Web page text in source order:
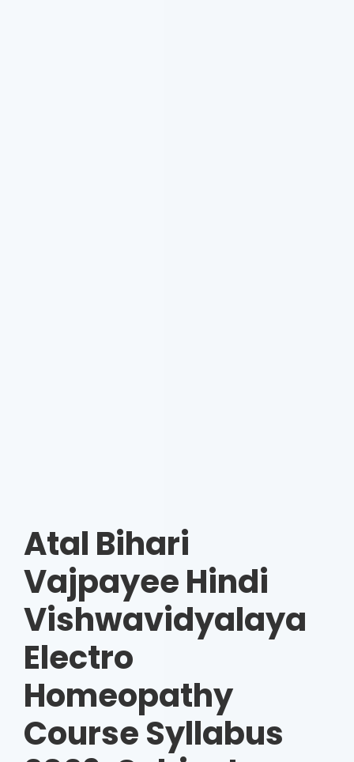
Atal Bihari
Vajpayee Hindi
Vishwavidyalaya
Electro
Homeopathy
Course Syllabus